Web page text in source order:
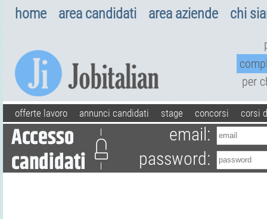
home area candidati area aziende chi
per
offerte lavoro annunci candidati stage concorsi corsi
email:
password: